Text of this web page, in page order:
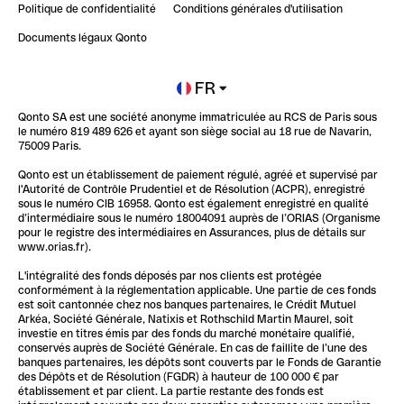
Impact de l'IA sur les carrières/productivité
Blog
Newsroom
Glossaire finance
Politique de confidentialité Conditions générales d'utilisation
Documents légaux Qonto
FR
Qonto SA est une société anonyme immatriculée au RCS de Paris sous
le numéro 819 489 626 et ayant son siège social au 18 rue de Navarin,
75009 Paris.
Qonto est un établissement de paiement régulé, agréé et supervisé par
l'Autorité de Contrôle Prudentiel et de Résolution (ACPR), enregistré
sous le numéro CIB 16958. Qonto est également enregistré en qualité
d’intermédiaire sous le numéro 18004091 auprès de l’ORIAS (Organisme
pour le registre des intermédiaires en Assurances, plus de détails sur
www.orias.fr).
L'intégralité des fonds déposés par nos clients est protégée
conformément à la réglementation applicable. Une partie de ces fonds
est soit cantonnée chez nos banques partenaires, le Crédit Mutuel
Arkéa, Société Générale, Natixis et Rothschild Martin Maurel, soit
investie en titres émis par des fonds du marché monétaire qualifié,
conservés auprès de Société Générale. En cas de faillite de l’une des
banques partenaires, les dépôts sont couverts par le Fonds de Garantie
des Dépôts et de Résolution (FGDR) à hauteur de 100 000 € par
établissement et par client. La partie restante des fonds est